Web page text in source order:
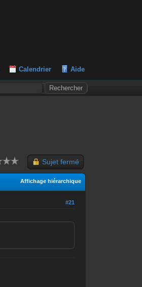
Calendrier Aide
Sujet fermé
Affichage hiérarchique
#21